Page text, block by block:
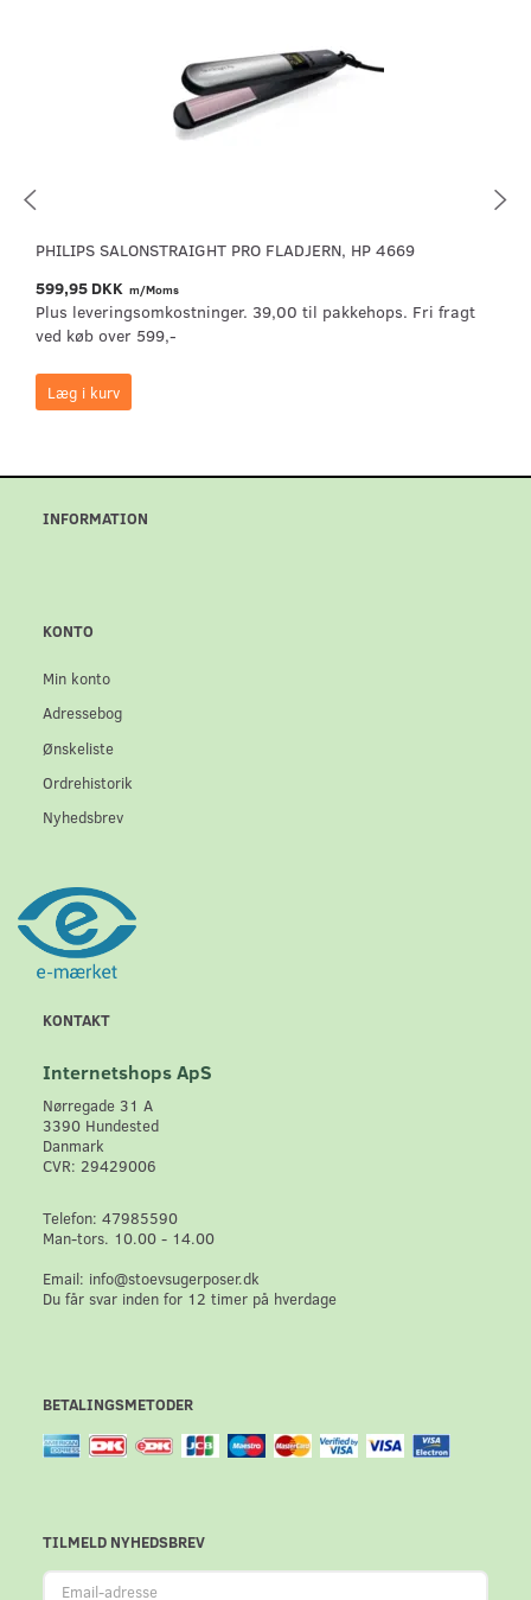
PHILIPS SALONSTRAIGHT PRO FLADJERN, HP 4669
599,95 DKK m/Moms
Plus leveringsomkostninger. 39,00 til pakkehops. Fri fragt
ved køb over 599,-
Læg i kurv
INFORMATION
KONTO
Min konto
Adressebog
Ønskeliste
Ordrehistorik
Nyhedsbrev
KONTAKT
Internetshops ApS
Nørregade 31 A
3390 Hundested
Danmark
CVR: 29429006
Telefon: 47985590
Man-tors. 10.00 - 14.00
Email: info@stoevsugerposer.dk
Du får svar inden for 12 timer på hverdage
BETALINGSMETODER
TILMELD NYHEDSBREV
Email-